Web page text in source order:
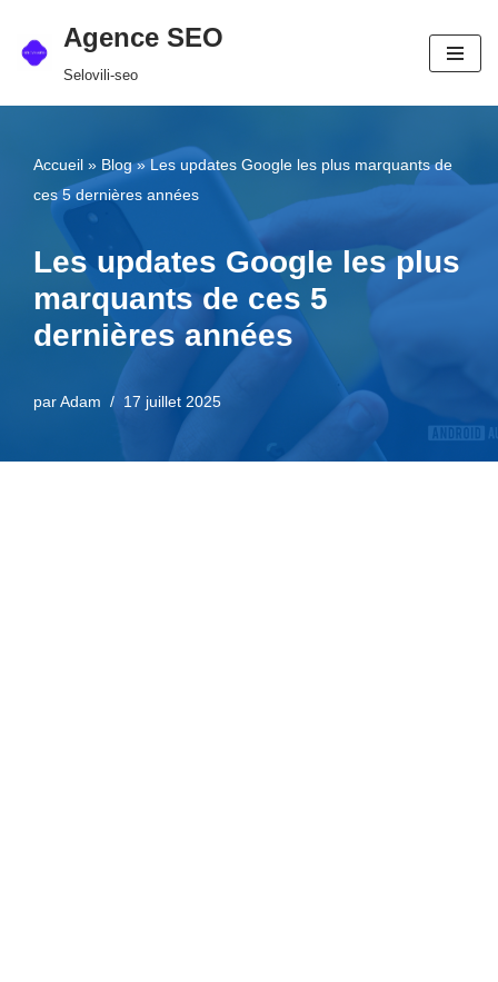
Aller
Agence SEO
Selovili-seo
Accueil » Blog»Les updates Google les plus marquants de
ces 5 dernières années
Les updates Google les plus
marquants de ces 5
dernières années
parAdam 17 juillet 2025